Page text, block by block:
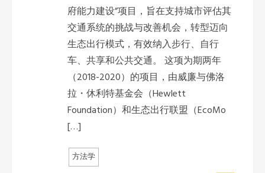
欧洲秘书处
加拿大办公室
美国办公室
墨西哥、中美洲和加勒比海区秘书处
大洋洲秘书处
府能力建设”项目，旨在支持城市评估其
交通系统的挑战与改善机会，转型迈向
生态出行模式，有效纳入步行、自行
车、共享和公共交通。 这项为期两年
（2018-2020）的项目，由威廉与佛洛
拉・休利特基金会（Hewlett
Foundation）和生态出行联盟（EcoMo
[…]
方法学